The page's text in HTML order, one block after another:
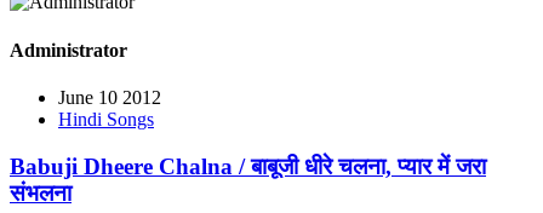
Administrator
June 10 2012
Hindi Songs
Babuji Dheere Chalna / बाबूजी धीरे चलना, प्यार में जरा
संभलना